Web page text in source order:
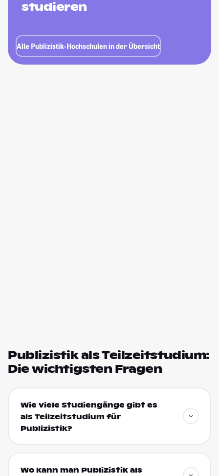
studieren
Alle Publizistik-Hochschulen in der Übersicht
Publizistik als Teilzeitstudium:
Die wichtigsten Fragen
Wie viele Studiengänge gibt es
als Teilzeitstudium für
Publizistik?
Wo kann man Publizistik als